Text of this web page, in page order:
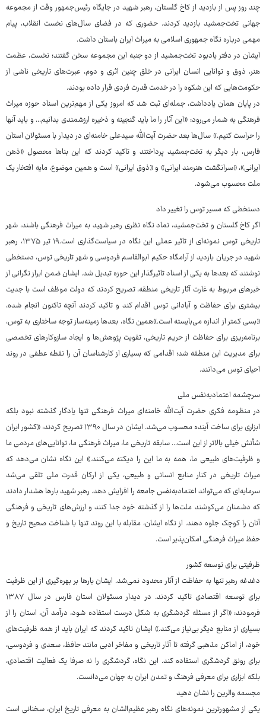
چند روز پس از بازدید از کاخ گلستان، رهبر شهید در جایگاه رئیس‌جمهور وقت از مجموعه
جهانی تخت‌جمشید بازدید کردند. حضوری که در فضای سال‌های نخست انقلاب، پیام
مهمی درباره نگاه جمهوری اسلامی به میراث ایران باستان داشت.
ایشان در دفتر یادبود تخت‌جمشید از دو جنبه این مجموعه سخن گفتند؛ نخست، عظمت
هنر، ذوق و توانایی انسان ایرانی در خلق چنین اثری و دوم، عبرت‌های تاریخی ناشی از
حکومت‌هایی که این شکوه را در خدمت قدرت فردی قرار داده بودند.
در پایان همان یادداشت، جمله‌ای ثبت شد که امروز یکی از مهم‌ترین اسناد حوزه میراث
فرهنگی به شمار می‌رود: «این آثار را ما باید گنجینه و ذخیره ارزشمندی بدانیم... و باید آنها
را حراست کنیم.» سال‌ها بعد حضرت آیت‌الله سیدعلی خامنه‌ای در دیدار با مسئولان استان
فارس، بار دیگر به تخت‌جمشید پرداختند و تاکید کردند که این بناها محصول «ذهن
ایرانی»، «سرانگشت هنرمند ایرانی» و «ذوق ایرانی» است و همین موضوع، مایه افتخار یک
ملت محسوب می‌شود.
دستخطی که مسیر توس را تغییر داد
اگر کاخ گلستان و تخت‌جمشید، نماد نگاه نظری رهبر شهید به میراث فرهنگی باشند، شهر
تاریخی توس نمونه‌ای از تاثیر عملی این نگاه در سیاست‌گذاری است.۱۹ تیر ۱۳۷۵، رهبر
شهید در جریان بازدید از آرامگاه حکیم ابوالقاسم فردوسی و شهر تاریخی توس، دستخطی
نوشتند که بعدها به یکی از اسناد تاثیرگذار این حوزه تبدیل شد. ایشان ضمن ابراز نگرانی از
خبرهای مربوط به غارت آثار تاریخی منطقه، تصریح کردند که دولت موظف است با جدیت
بیشتری برای حفاظت و آبادانی توس اقدام کند و تاکید کردند آنچه تاکنون انجام شده،
«بسی کمتر از اندازه می‌بایسته است.»همین نگاه، بعدها زمینه‌ساز توجه ساختاری به توس،
برنامه‌ریزی برای حفاظت از حریم تاریخی، تقویت پژوهش‌ها و ایجاد سازوکارهای تخصصی
برای مدیریت این منطقه شد؛ اقدامی که بسیاری از کارشناسان آن را نقطه عطفی در روند
احیای توس می‌دانند.
سرچشمه اعتمادبه‌نفس ملی
در منظومه فکری حضرت آیت‌الله خامنه‌ای میراث فرهنگی تنها یادگار گذشته نبود بلکه
ابزاری برای ساخت آینده محسوب می‌شد. ایشان در سال ۱۳۹۰ تصریح کردند: «کشور ایران
شأنش خیلی بالاتر از این است... سابقه تاریخی ما، میراث فرهنگی ما، توانایی‌های مردمی ما
و ظرفیت‌های طبیعی ما، همه به ما این را دیکته می‌کنند.» این نگاه نشان می‌دهد که
میراث تاریخی در کنار منابع انسانی و طبیعی، یکی از ارکان قدرت ملی تلقی می‌شد
سرمایه‌ای که می‌تواند اعتمادبه‌نفس جامعه را افزایش دهد. رهبر شهید بارها هشدار دادند
که دشمنان می‌کوشند ملت‌ها را از گذشته خود جدا کنند و ارزش‌های تاریخی و فرهنگی
آنان را کوچک جلوه دهند. از نگاه ایشان، مقابله با این روند تنها با شناخت صحیح تاریخ و
حفظ میراث فرهنگی امکان‌پذیر است.
ظرفیتی برای توسعه کشور
دغدغه رهبر تنها به حفاظت از آثار محدود نمی‌شد. ایشان بارها بر بهره‌گیری از این ظرفیت
برای توسعه اقتصادی تاکید کردند. در دیدار مسئولان استان فارس در سال ۱۳۸۷
فرمودند: «اگر از مسئله گردشگری به شکل درست استفاده شود، درآمد آن، استان را از
بسیاری از منابع دیگر بی‌نیاز می‌کند.» ایشان تاکید کردند که ایران باید از همه ظرفیت‌های
خود، از اماکن مذهبی گرفته تا آثار تاریخی و مفاخر ادبی مانند حافظ، سعدی و فردوسی،
برای رونق گردشگری استفاده کند. این نگاه، گردشگری را نه صرفا یک فعالیت اقتصادی،
بلکه ابزاری برای معرفی فرهنگ و تمدن ایران به جهان می‌دانست.
مجسمه والرین را نشان دهید
یکی از مشهورترین نمونه‌های نگاه رهبر عظیم‌الشان به معرفی تاریخ ایران، سخنانی است